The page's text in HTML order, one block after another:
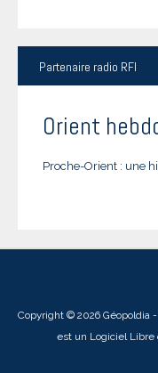
Partenaire radio RFI
Orient
Proche-Orient : une
Copyright © 2026 Géopoldia
est un Logiciel Libre